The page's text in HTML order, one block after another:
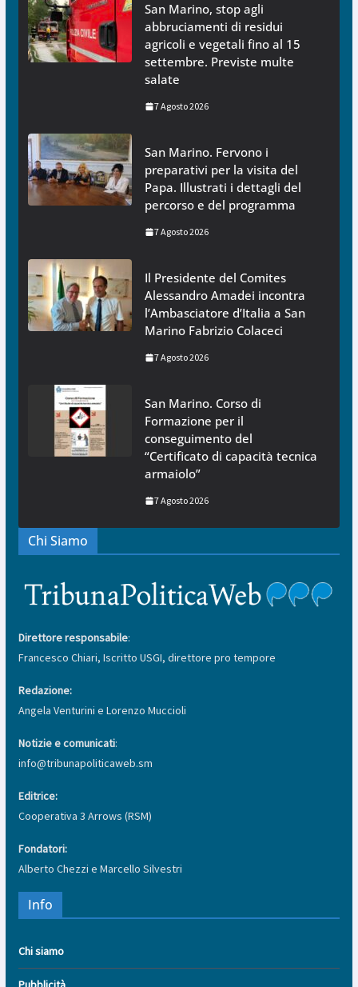
San Marino, stop agli
abbruciamenti di residui
agricoli e vegetali fino al 15
settembre. Previste multe
salate
7 Agosto 2026
San Marino. Fervono i
preparativi per la visita del
Papa. Illustrati i dettagli del
percorso e del programma
7 Agosto 2026
Il Presidente del Comites
Alessandro Amadei incontra
l’Ambasciatore d’Italia a San
Marino Fabrizio Colaceci
7 Agosto 2026
San Marino. Corso di
Formazione per il
conseguimento del
“Certificato di capacità tecnica
armaiolo”
7 Agosto 2026
Chi Siamo
Direttore responsabile:
Francesco Chiari, Iscritto USGI, direttore pro tempore
Redazione:
Angela Venturini e Lorenzo Muccioli
Notizie e comunicati:
info@tribunapoliticaweb.sm
Editrice:
Cooperativa 3 Arrows (RSM)
Fondatori:
Alberto Chezzi e Marcello Silvestri
Info
Chi siamo